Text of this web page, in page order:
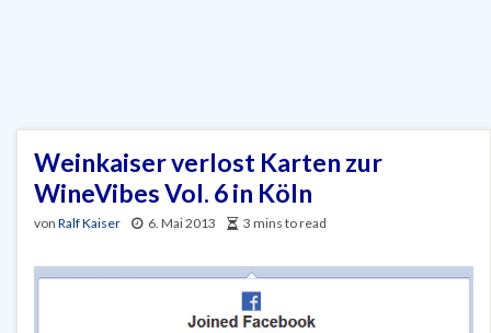
Weinkaiser verlost Karten zur
WineVibes Vol. 6 in Köln
von Ralf Kaiser 6. Mai 2013 3 mins to read